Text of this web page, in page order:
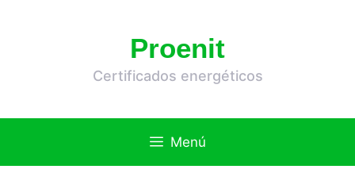
Proenit
Certificados energéticos
Menú